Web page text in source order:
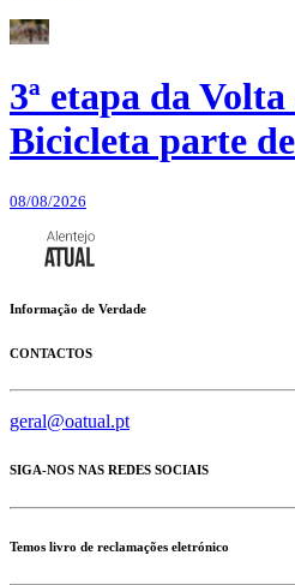
3ª etapa da
Bicicleta parte
08/08/2026
Informação de Verdade
CONTACTOS
geral@oatual.pt
SIGA-NOS NAS REDES SOCIAIS
Temos livro de reclamações eletrónico